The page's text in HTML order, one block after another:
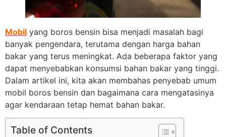
Mobil yang boros bensin bisa menjadi masalah bagi
banyak pengendara, terutama dengan harga bahan
bakar yang terus meningkat. Ada beberapa faktor yang
dapat menyebabkan konsumsi bahan bakar yang tinggi.
Dalam artikel ini, kita akan membahas penyebab umum
mobil boros bensin dan bagaimana cara mengatasinya
agar kendaraan tetap hemat bahan bakar.
Table of Contents